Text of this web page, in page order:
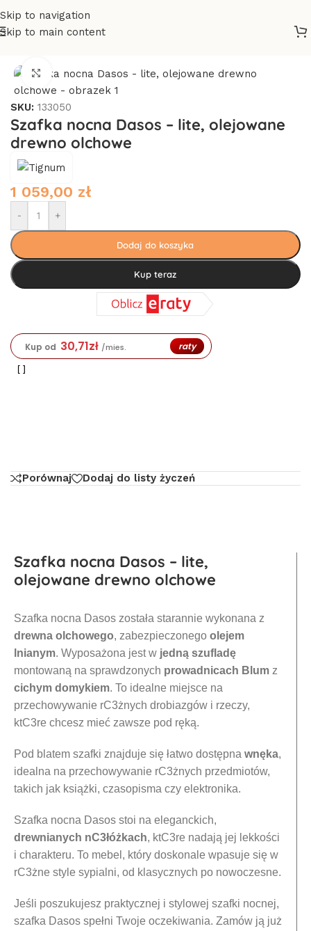
Skip to navigation
Skip to main content
Click to enlarge
SKU: 133050
Szafka nocna Dasos – lite, olejowane
drewno olchowe
1 059,00 zł
- +
Dodaj do koszyka
Kup teraz
Kup od 30,71zł /mies. raty
Porównaj Dodaj do listy życzeń
Szafka nocna Dasos – lite,
olejowane drewno olchowe
Szafka nocna Dasos została starannie wykonana z
drewna olchowego, zabezpieczonego olejem
lnianym. Wyposażona jest w jedną szufladę
montowaną na sprawdzonych prowadnicach Blum z
cichym domykiem. To idealne miejsce na
przechowywanie rC3żnych drobiazgów i rzeczy,
ktC3re chcesz mieć zawsze pod ręką.
Pod blatem szafki znajduje się łatwo dostępna wnęka,
idealna na przechowywanie rC3żnych przedmiotów,
takich jak książki, czasopisma czy elektronika.
Szafka nocna Dasos stoi na eleganckich,
drewnianych nC3łóżkach, ktC3re nadają jej lekkości
i charakteru. To mebel, który doskonale wpasuje się w
rC3żne style sypialni, od klasycznych po nowoczesne.
Jeśli poszukujesz praktycznej i stylowej szafki nocnej,
szafka Dasos spełni Twoje oczekiwania. Zamów ją już